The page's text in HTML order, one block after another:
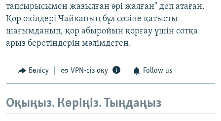
тапсырысымен жазылған әрі жалған" деп атаған.
Қор өкілдері Чайканың бұл сөзіне қатысты
шағымданып, қор абыройын қорғау үшін сотқа
арыз беретіндерін мәлімдеген.
Бөлісу VPN-сіз оқу Follow us
Оқыңыз. Көріңіз. Тыңдаңыз